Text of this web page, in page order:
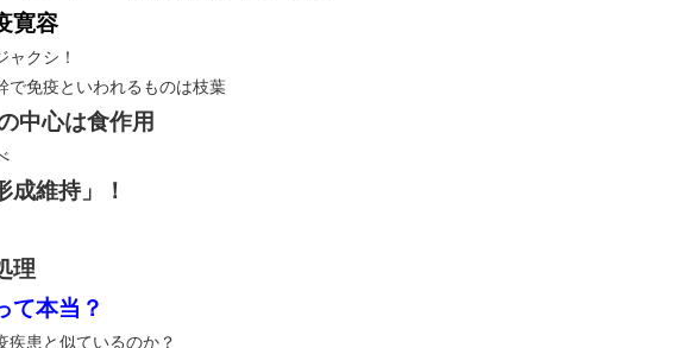
寛容
ャクシ！
で免疫といわれるものは枝葉
中心は食作用
成維持」！
理
て本当？
疾患と似ているのか？